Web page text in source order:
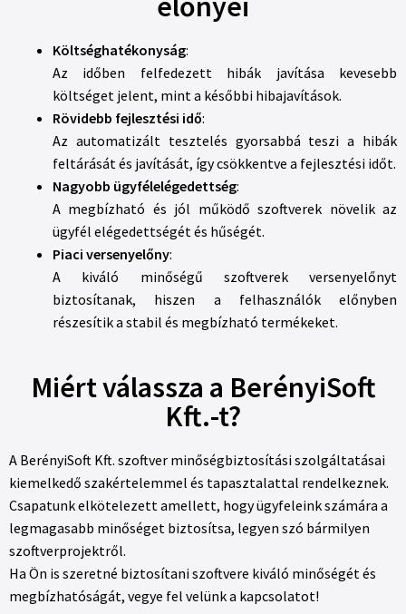
Költséghatékonyság:
Az időben felfedezett hibák javítása kevesebb
költséget jelent, mint a későbbi hibajavítások.
Rövidebb fejlesztési idő:
Az automatizált tesztelés gyorsabbá teszi a hibák
feltárását és javítását, így csökkentve a fejlesztési időt.
Nagyobb ügyfélelégedettség:
A megbízható és jól működő szoftverek növelik az
ügyfél elégedettségét és hűségét.
Piaci versenyelőny:
A kiváló minőségű szoftverek versenyelőnyt
biztosítanak, hiszen a felhasználók előnyben
részesítik a stabil és megbízható termékeket.
Miért válassza a BerényiSoft
Kft.-t?
A BerényiSoft Kft. szoftver minőségbiztosítási szolgáltatásai
kiemelkedő szakértelemmel és tapasztalattal rendelkeznek.
Csapatunk elkötelezett amellett, hogy ügyfeleink számára a
legmagasabb minőséget biztosítsa, legyen szó bármilyen
szoftverprojektről.
Ha Ön is szeretné biztosítani szoftvere kiváló minőségét és
megbízhatóságát, vegye fel velünk a kapcsolatot!